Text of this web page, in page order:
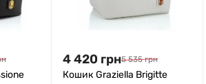
4 420 грн5 535 грн
Кошик Graziella Brigitte